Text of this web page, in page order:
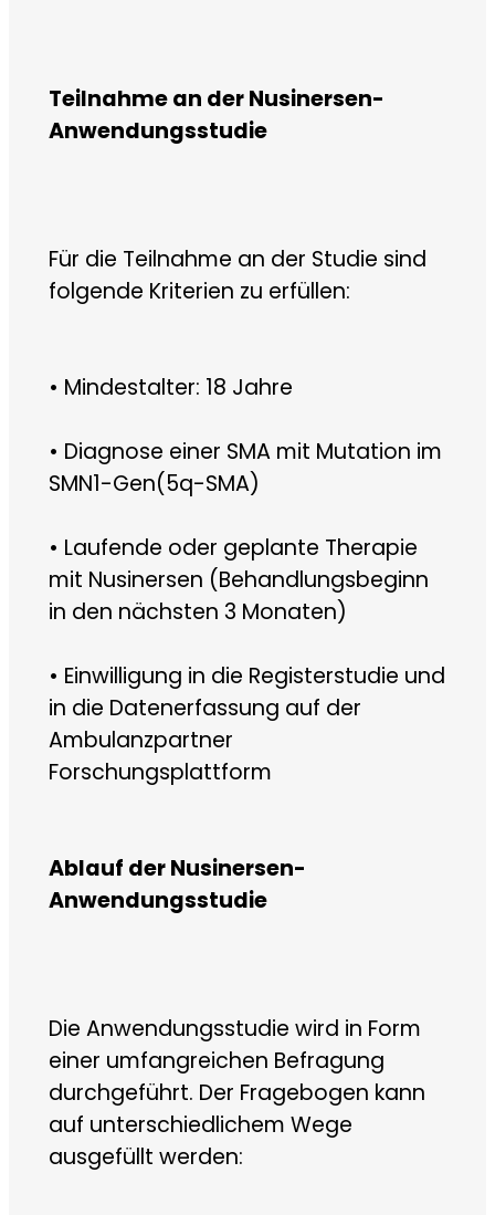
Teilnahme an der Nusinersen-
Anwendungsstudie
Für die Teilnahme an der Studie sind
folgende Kriterien zu erfüllen:
• Mindestalter: 18 Jahre
• Diagnose einer SMA mit Mutation im
SMN1-Gen(5q-SMA)
• Laufende oder geplante Therapie
mit Nusinersen (Behandlungsbeginn
in den nächsten 3 Monaten)
• Einwilligung in die Registerstudie und
in die Datenerfassung auf der
Ambulanzpartner
Forschungsplattform
Ablauf der Nusinersen-
Anwendungsstudie
Die Anwendungsstudie wird in Form
einer umfangreichen Befragung
durchgeführt. Der Fragebogen kann
auf unterschiedlichem Wege
ausgefüllt werden: